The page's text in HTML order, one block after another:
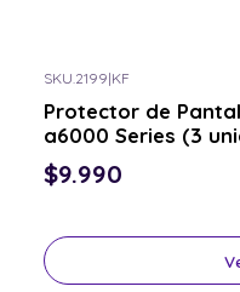
SKU.2199|KF
Protector de
a6000 Series (3
$9.990